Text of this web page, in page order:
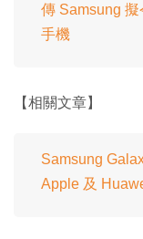
傳 Samsung
手機
【相關文章】
Samsung
Apple 及